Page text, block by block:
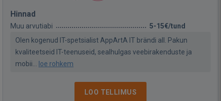
Hinnad
Muu arvutiabi
5-15€/tund
Olen kogenud IT-spetsialist AppArtA IT brändi all. Pakun
kvaliteetseid IT-teenuseid, sealhulgas veebirakenduste ja
mobii...
loe rohkem
LOO TELLIMUS